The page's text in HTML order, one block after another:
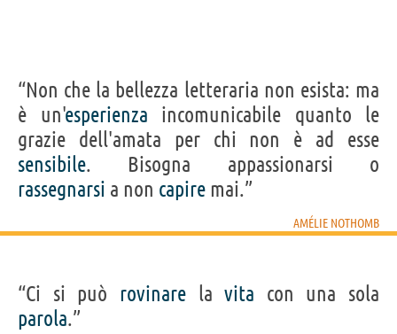
“Non che la bellezza letteraria non esista: ma
è un'esperienza incomunicabile quanto le
grazie dell'amata per chi non è ad esse
sensibile. Bisogna appassionarsi o
rassegnarsi a non capire mai.”
AMÉLIE NOTHOMB
“Ci si può rovinarelavita con una sola
parola.”